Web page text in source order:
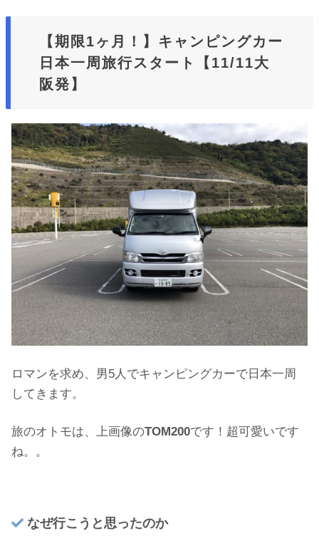
【期限1ヶ月！】キャンピングカー
日本一周旅行スタート【11/11大
阪発】
ロマンを求め、男5人でキャンピングカーで日本一周
してきます。
旅のオトモは、上画像のTOM200です！超可愛いです
ね。。
なぜ行こうと思ったのか